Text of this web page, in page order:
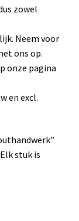
zowel
Neem voor
ons op.
onze pagina
en excl.
stuk is